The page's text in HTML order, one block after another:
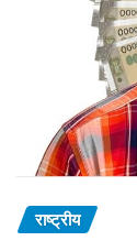
राष्ट्रीय